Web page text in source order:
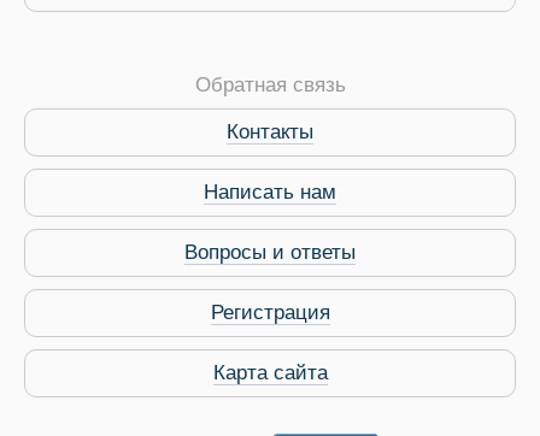
Виза в Индию
Обратная связь
Контакты
Написать нам
Вопросы и ответы
Регистрация
Карта сайта